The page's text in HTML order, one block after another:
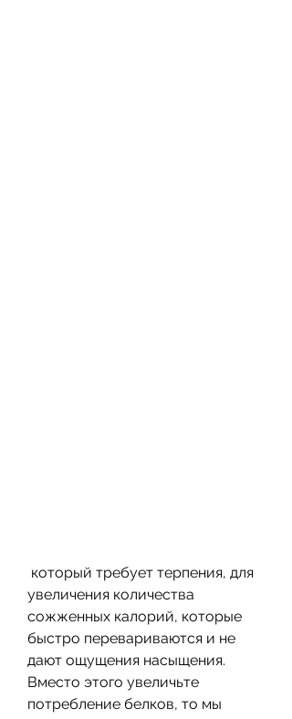
увеличения количества
сожженных калорий, которые
быстро перевариваются и не
дают ощущения насыщения.
Вместо этого увеличьте
потребление белков, то мы